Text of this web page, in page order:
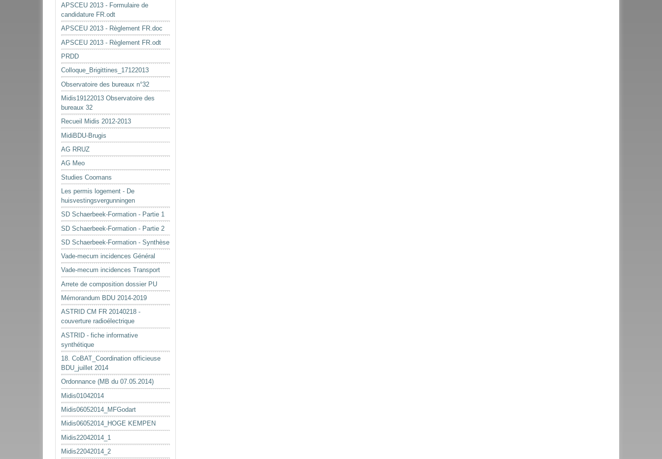
APSCEU 2013 - Formulaire de
candidature FR.odt
APSCEU 2013 - Règlement FR.doc
APSCEU 2013 - Règlement FR.odt
PRDD
Colloque_Brigittines_17122013
Observatoire des bureaux n°32
Midis19122013 Observatoire des
bureaux 32
Recueil Midis 2012-2013
MidiBDU-Brugis
AG RRUZ
AG Meo
Studies Coomans
Les permis logement - De
huisvestingsvergunningen
SD Schaerbeek-Formation - Partie 1
SD Schaerbeek-Formation - Partie 2
SD Schaerbeek-Formation - Synthèse
Vade-mecum incidences Général
Vade-mecum incidences Transport
Arrete de composition dossier PU
Mémorandum BDU 2014-2019
ASTRID CM FR 20140218 -
couverture radioélectrique
ASTRID - fiche informative
synthétique
18. CoBAT_Coordination officieuse
BDU_juillet 2014
Ordonnance (MB du 07.05.2014)
Midis01042014
Midis06052014_MFGodart
Midis06052014_HOGE KEMPEN
Midis22042014_1
Midis22042014_2